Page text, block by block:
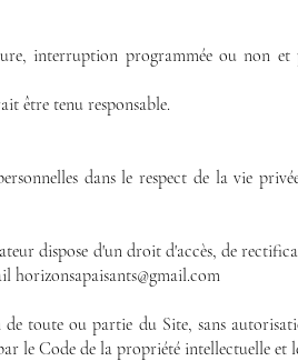
interruption programmée ou non et
être tenu responsable.
dans le respect de la vie
dispose d'un droit d'accès, de
horizonsapaisants@gmail.com
ou partie du Site , sans
le Code de la propriété intellectuelle et